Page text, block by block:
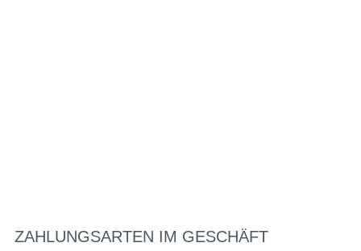
ZAHLUNGSARTEN IM GESCHÄFT